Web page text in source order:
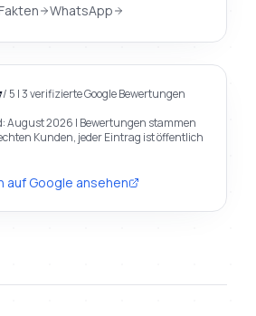
WhatsApp
/ 5 |3verifizierteGoogleBewertungen
August 2026 | Bewertungen stammen
Kunden, jeder Eintrag ist öffentlich
aufGoogle ansehen